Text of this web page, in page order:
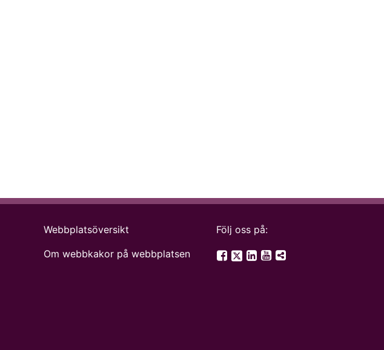
Webbplatsöversikt
Om webbkakor på webbplatsen
Följ oss på:
SGU på Facebook
SGU på Twitter
SGU på LinkedIn
SGU på YouTube
Fler digitala